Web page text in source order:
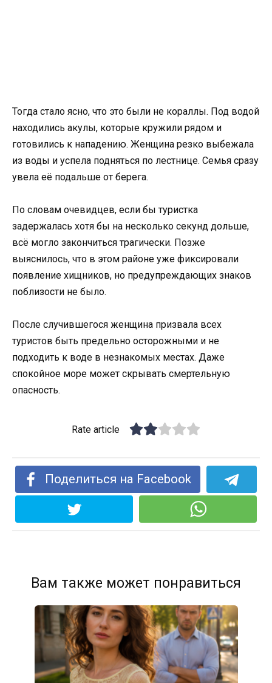
Тогда стало ясно, что это были не кораллы. Под водой
находились акулы, которые кружили рядом и
готовились к нападению. Женщина резко выбежала
из воды и успела подняться по лестнице. Семья сразу
увела её подальше от берега.
По словам очевидцев, если бы туристка
задержалась хотя бы на несколько секунд дольше,
всё могло закончиться трагически. Позже
выяснилось, что в этом районе уже фиксировали
появление хищников, но предупреждающих знаков
поблизости не было.
После случившегося женщина призвала всех
туристов быть предельно осторожными и не
подходить к воде в незнакомых местах. Даже
спокойное море может скрывать смертельную
опасность.
Rate article
Поделиться на Facebook
Вам также может понравиться